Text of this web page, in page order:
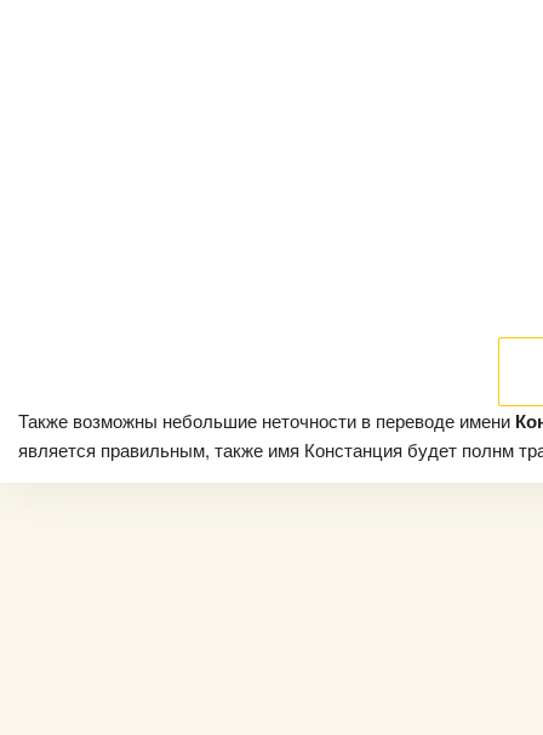
Также возможны небольшие неточности в переводе имени
является правильным, также имя Констанция будет полнм